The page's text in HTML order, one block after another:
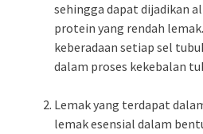
sehingga dapat dijadikan
protein yang rendah
keberadaan setiap sel
dalam proses kekebalan
Lemak yang terdapat
lemak esensial dalam